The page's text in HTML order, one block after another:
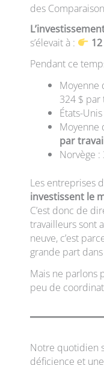
des
s’élevait à :
Pendant ce
Moyenne
324 $ par
États-
Moyenne
par
Norvège
Les entreprises
investissent le
C’est donc de
travailleurs sont
neuve, c’est
grande part
Mais ne parlons
peu de
Notre quotidien
déficience et